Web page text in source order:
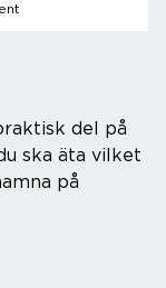
del på
ska äta vilket
på